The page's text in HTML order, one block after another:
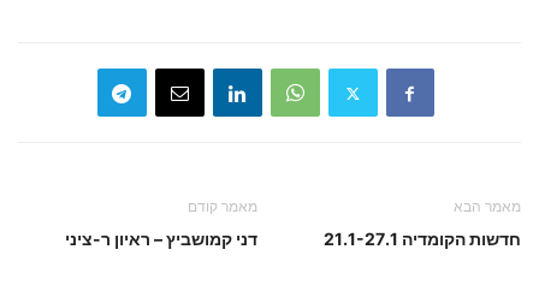
מאמר קודם
דני קמושביץ – ראיון ר-ציני
מאמר הבא
חדשות הקומדיה 21.1-27.1